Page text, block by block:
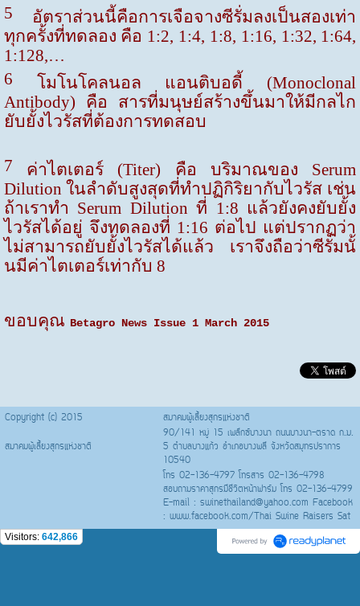
5 อัตราส่วนนี้คือการเจือจางซีรั่มลงเป็นสองเท่า
ทุกครั้งที่ทดลอง คือ 1:2, 1:4, 1:8, 1:16, 1:32, 1:64,
1:128,…
6
โมโนโคลนอล แอนติบอดี้ (Monoclonal
Antibody) คือ สารที่มนุษย์สร้างขึ้นมาให้มีกลไก
ยับยั้งไวรัสที่ต้องการทดสอบ
7 ค่าไตเตอร์ (Titer) คือ บริมาณของ Serum
Dilution ในลำดับสูงสุดที่ทำปฏิกิริยากับไวรัส เช่น
ถ้าเราทำ Serum Dilutionที่ 1:8 แล้วยังคงยับยั้ง
ไวรัสได้อยู่ จึงทดลองที่ 1:16 ต่อไป แต่ปรากฏว่า
ไม่สามารถยับยั้งไวรัสได้แล้ว เราจึงถือว่าซีรั่มนั้
นมีค่าไตเตอร์เท่ากับ 8
ขอบคุณ Betagro News Issue 1 March 2015
Copyright (c) 2015 สมาคมผู้เลี้ยงสุกรแห่งชาติ
สมาคมผู้เลี้ยงสุกรแห่งชาติ
90/141 หมู่ 15 เพล๊กซ์บางนา ถนนบางนา-ตราด ก.ม.
5 ตำบลบางแก้ว อำเภอบางพลี จังหวัดสมุทรปราการ
10540
โทร 02-136-4797 โทรสาร 02-136-4798
สอบถามราคาสุกรมีชีวิตหน้าฟาร์ม โทร 02-136-4799
E-mail : swinethailand@yahoo.com Facebook
: www.facebook.com/Thai Swine Raisers Sat
Visitors: 642,866